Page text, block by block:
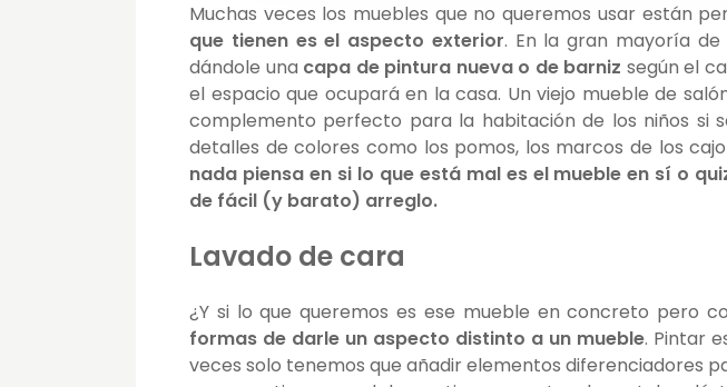
Muchas veces los muebles que no queremos usar están
que tienen es el aspecto exterior. En la gran mayoría
dándole una capa de pintura nueva o de barniz según el
el espacio que ocupará en la casa. Un viejo mueble de
complemento perfecto para la habitación de los niños si
detalles de colores como los pomos, los marcos de los
nada piensa en si lo que está mal es el mueble en sí o
de fácil (y barato) arreglo.
Lavado de cara
¿Y si lo que queremos es ese mueble en concreto pero
formas de darle un aspecto distinto a un mueble. Pintar
veces solo tenemos que añadir elementos diferenciadores